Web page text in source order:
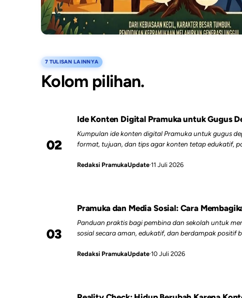
7 TULISAN LAINNYA
Kolom pilihan.
02
Ide Konten Digital Pramuka untuk Gugus
Kumpulan ide konten digital Pramuka untuk gugus
format, tujuan, dan tips agar konten tetap edukatif,
Redaksi PramukaUpdate·11 Juli 2026
03
Pramuka dan Media Sosial: Cara
Panduan praktis bagi pembina dan sekolah untuk
sosial secara aman, edukatif, dan berdampak positif
Redaksi PramukaUpdate·10 Juli 2026